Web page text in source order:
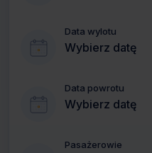
Data wylotu
Wybierz datę
Data powrotu
Wybierz datę
Pasażerowie